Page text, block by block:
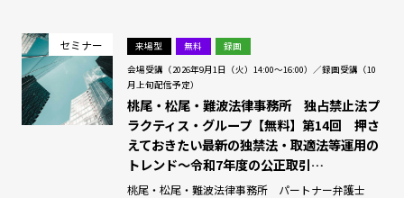
セミナー 来場型 無料
録画
会場受講（2026年9月1日（火）14:00～16:00）／録画受講（10
月上旬配信予定）
桃尾・松尾・難波法律事務所 独占禁止法プ
ラクティス・グループ【無料】第14回 押さ
えておきたい最新の独禁法・取適法等運用の
トレンド～令和7年度の公正取引…
桃尾・松尾・難波法律事務所 パートナー弁護士